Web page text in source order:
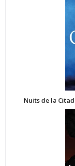
Nuits de la